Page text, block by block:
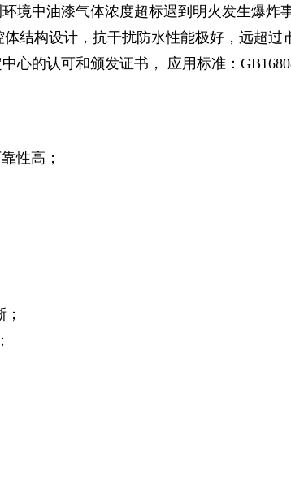
境中油漆气体浓度超标遇到明火发生爆炸
结构设计，抗干扰防水性能极好，远超过
心的认可和颁发证书， 应用标准：
性高；